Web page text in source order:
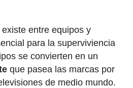
entre equipos y
para la superviviencia
se convierten en un
que pasea las marcas por
de medio mundo.